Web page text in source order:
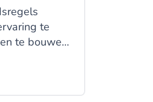
te
te bouwen
je